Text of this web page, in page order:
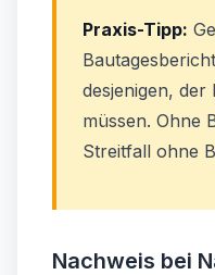
Praxis-Tipp:
desjenigen, der
müssen. Ohne
Streitfall ohne
Nachweis bei